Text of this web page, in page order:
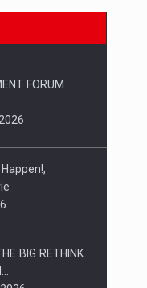
FORUM
BIG RETHINK